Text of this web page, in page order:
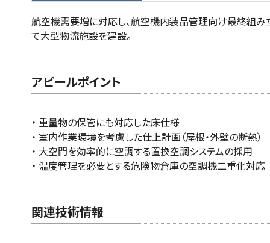
航空機需要増に対応し、航空機内装品管理向け最終組
て大型物流施設を建設。
アピールポイント
・ 重量物の保管にも対応した床仕様
・ 室内作業環境を考慮した仕上計画（屋根・外壁の断熱）
・ 大空間を効率的に空調する置換空調システムの採用
・ 温度管理を必要とする危険物倉庫の空調機二重化対応
関連技術情報